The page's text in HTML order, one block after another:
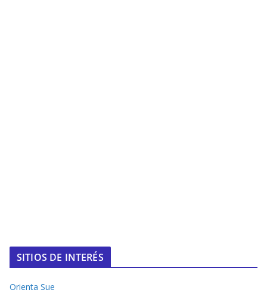
SITIOS DE INTERÉS
Orienta Sue